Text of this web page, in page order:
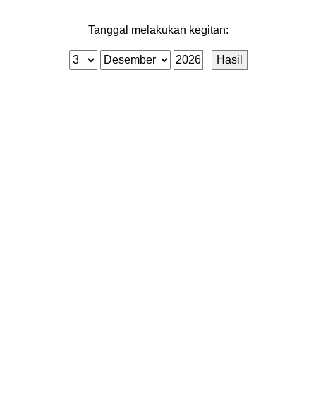
Tanggal melakukan kegitan: